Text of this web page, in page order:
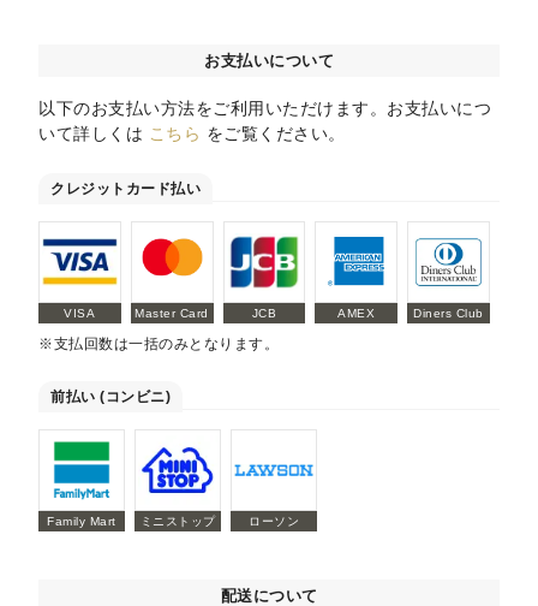
お支払いについて
以下のお支払い方法をご利用いただけます。お支払いにつ
いて詳しくは こちら をご覧ください。
クレジットカード払い
VISA Master Card JCB AMEX Diners Club
※支払回数は一括のみとなります。
前払い (コンビニ)
Family Mart ミニストップ ローソン
配送について